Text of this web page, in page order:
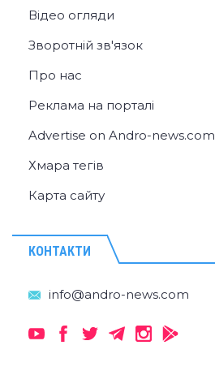
Відео огляди
Зворотній зв'язок
Про нас
Реклама на порталі
Advertise on Andro-news.com
Хмара тегів
Карта сайту
КОНТАКТИ